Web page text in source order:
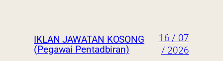
IKLAN JAWATAN KOSONG
(Pegawai Pentadbiran)
16 / 07
/ 2026